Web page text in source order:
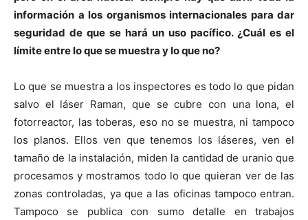
información a los organismos internacionales para dar
seguridad de que se hará un uso pacífico. ¿Cuál es el
límite entre lo que se muestra y lo que no?
Lo que se muestra a los inspectores es todo lo que pidan
salvo el láser Raman, que se cubre con una lona, el
fotorreactor, las toberas, eso no se muestra, ni tampoco
los planos. Ellos ven que tenemos los láseres, ven el
tamaño de la instalación, miden la cantidad de uranio que
procesamos y mostramos todo lo que quieran ver de las
zonas controladas, ya que a las oficinas tampoco entran.
Tampoco se publica con sumo detalle en trabajos